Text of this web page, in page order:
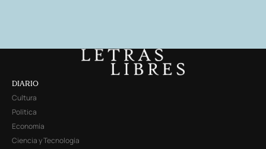
DIARIO
Cultura
Política
Economía
Ciencia y Tecnología